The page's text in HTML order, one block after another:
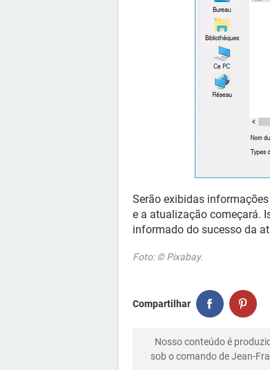
Serão exibidas
e a atualização começará.
informado do sucesso da
Foto: © Pixabay.
Compartilhar
Nosso conteúdo é
sob o comando de Jean-